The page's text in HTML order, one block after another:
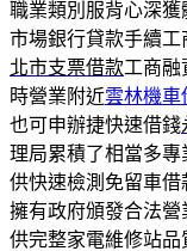
職業類別服背心深
市場銀行貸款手續
北市支票借款工商融
時營業附近雲林機車
也可申辦捷快速借錢
理局累積了相當多專
供快速檢測免留車
擁有政府頒發合法
供完整家電維修站